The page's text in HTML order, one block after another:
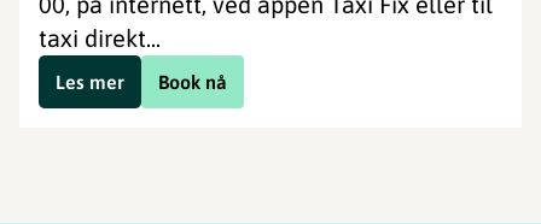
taxi direkt...
Book nå
Les mer